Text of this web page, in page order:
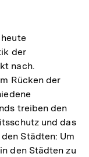
der
nach.
Rücken der
treiben den
und das
Städten: Um
den Städten zu